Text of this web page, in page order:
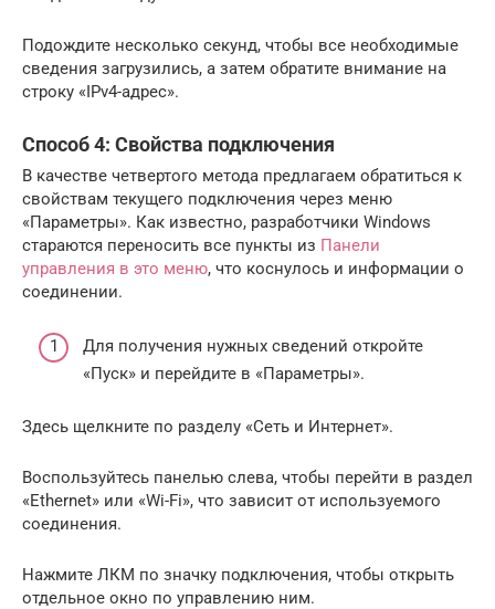
Подождите несколько секунд, чтобы все необходимые
сведения загрузились, а затем обратите внимание на
строку «IPv4-адрес».
Способ 4: Свойства подключения
В качестве четвертого метода предлагаем обратиться к
свойствам текущего подключения через меню
«Параметры». Как известно, разработчики Windows
стараются переносить все пункты из Панели
управления в это меню, что коснулось и информации о
соединении.
Для получения нужных сведений откройте
«Пуск» и перейдите в «Параметры».
Здесь щелкните по разделу «Сеть и Интернет».
Воспользуйтесь панелью слева, чтобы перейти в раздел
«Ethernet» или «Wi-Fi», что зависит от используемого
соединения.
Нажмите ЛКМ по значку подключения, чтобы открыть
отдельное окно по управлению ним.